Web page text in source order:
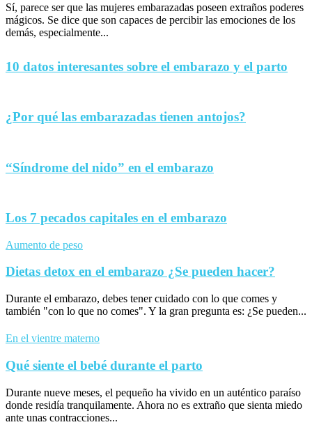
Sí, parece ser que las mujeres embarazadas poseen extraños poderes
mágicos. Se dice que son capaces de percibir las emociones de los
demás, especialmente...
10 datos interesantes sobre el embarazo y el parto
¿Por qué las embarazadas tienen antojos?
“Síndrome del nido” en el embarazo
Los 7 pecados capitales en el embarazo
Aumento de peso
Dietas detox en el embarazo ¿Se pueden hacer?
Durante el embarazo, debes tener cuidado con lo que comes y
también "con lo que no comes". Y la gran pregunta es: ¿Se pueden...
En el vientre materno
Qué siente el bebé durante el parto
Durante nueve meses, el pequeño ha vivido en un auténtico paraíso
donde residía tranquilamente. Ahora no es extraño que sienta miedo
ante unas contracciones...